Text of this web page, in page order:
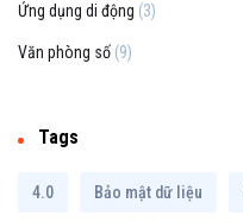
Ứng dụng di động (3)
Văn phòng số (9)
Tags
4.0 Bảo mật dữ liệu